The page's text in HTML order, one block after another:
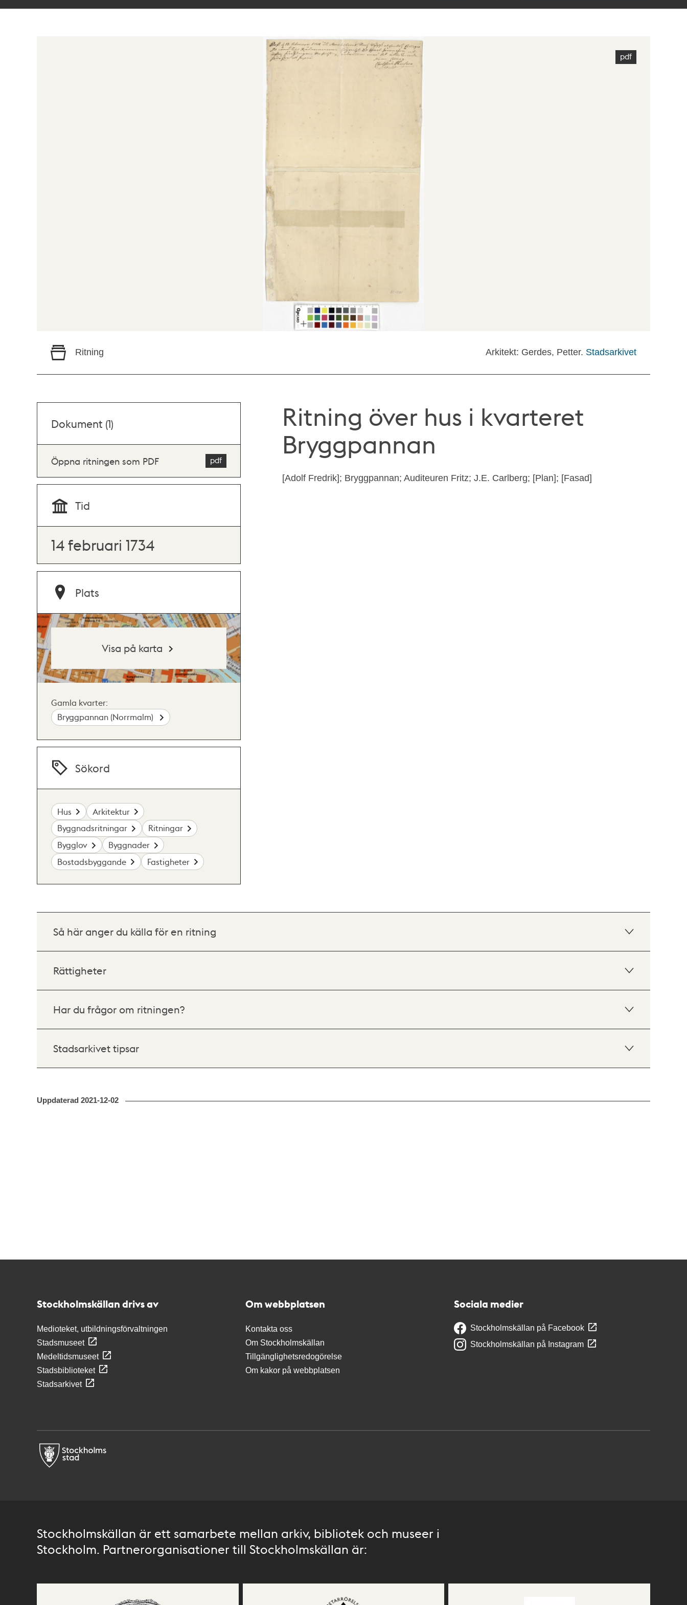
Ritning Arkitekt: Gerdes, Petter. Stadsarkivet
Ritning över hus i kvarteret
Bryggpannan
[Adolf Fredrik]; Bryggpannan; Auditeuren Fritz; J.E. Carlberg; [Plan]; [Fasad]
Dokument (1)
Öppna ritningen som PDF
Tid
14 februari 1734
Plats
Visa på karta
Gamla kvarter:
Bryggpannan (Norrmalm)
Sökord
Hus
Arkitektur
Byggnadsritningar
Ritningar
Bygglov
Byggnader
Bostadsbyggande
Fastigheter
Så här anger du källa för en ritning
Rättigheter
Har du frågor om ritningen?
Stadsarkivet tipsar
Uppdaterad 2021-12-02
Stockholmskällan drivs av
Medioteket, utbildningsförvaltningen
Stadsmuseet
Medeltidsmuseet
Stadsbiblioteket
Stadsarkivet
Om webbplatsen
Kontakta oss
Om Stockholmskällan
Tillgänglighetsredogörelse
Om kakor på webbplatsen
Sociala medier
Stockholmskällan på Facebook
Stockholmskällan på Instagram
Stockholmskällan är ett samarbete mellan arkiv, bibliotek och museer i
Stockholm. Partnerorganisationer till Stockholmskällan är: